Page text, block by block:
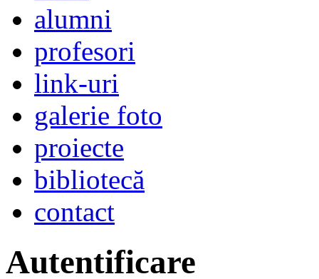
alumni
profesori
link-uri
galerie foto
proiecte
bibliotecă
contact
Autentificare